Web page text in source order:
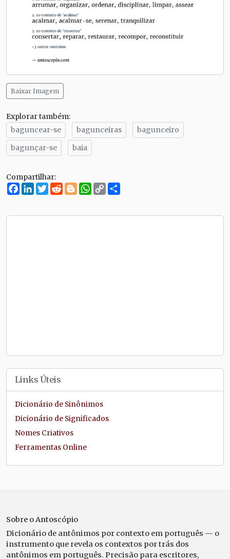
Baixar Imagem
Explorar também:
baguncear-se
bagunceiras
bagunceiro
bagunçar-se
baia
Compartilhar:
Facebook
LinkedIn
Twitter
RedditBloggerWhatsApp
Copy
Link
Links Úteis
Dicionário de Sinônimos
Dicionário de Significados
Nomes Criativos
Ferramentas Online
Sobre o Antoscópio
Dicionário de antônimos por contexto em português — o
instrumento que revela os contextos por trás dos
antônimos em português. Precisão para escritores,